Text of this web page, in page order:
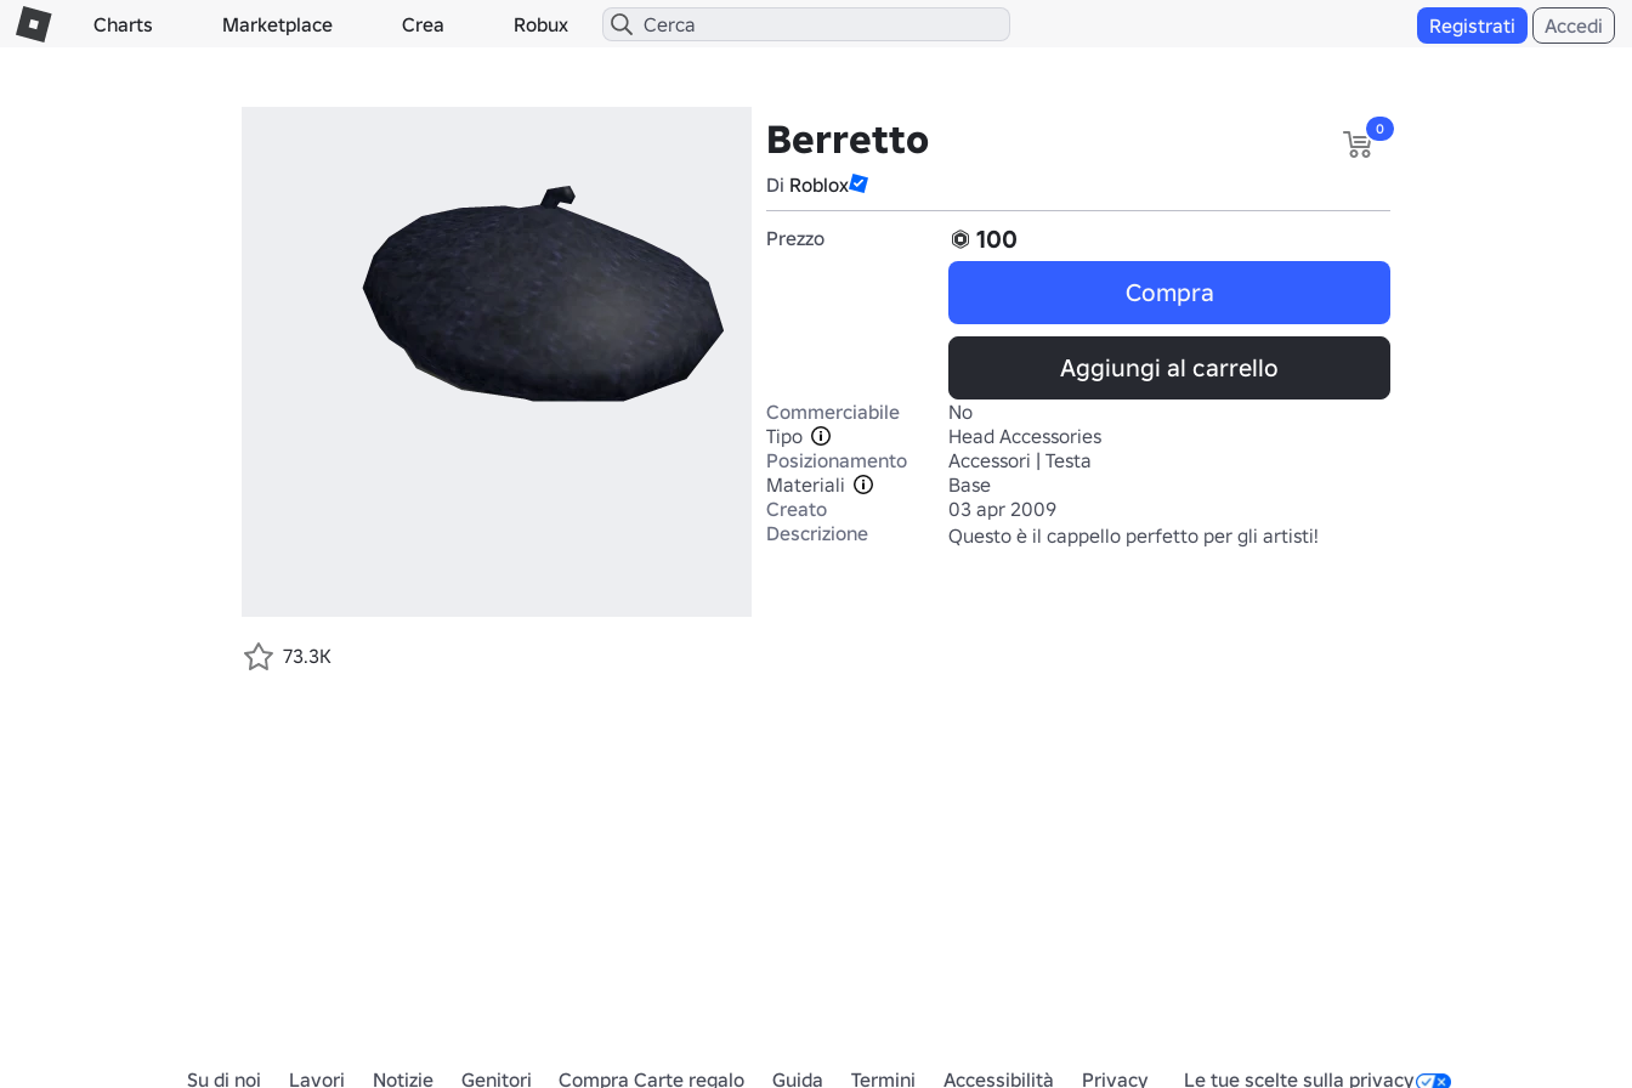
Charts Marketplace Crea Robux Registrati Accedi
Berretto
Di Roblox
0
Prezzo
100
Compra
Aggiungi al carrello
Commerciabile
No
Tipo
Head Accessories
Posizionamento
Accessori | Testa
Materiali
Base
Creato
03 apr 2009
Descrizione
Questo è il cappello perfetto per gli artisti!
73.3K
Su di noi Lavori Notizie Genitori Compra Carte regalo Guida Termini Accessibilità Privacy Le tue scelte sulla privacy